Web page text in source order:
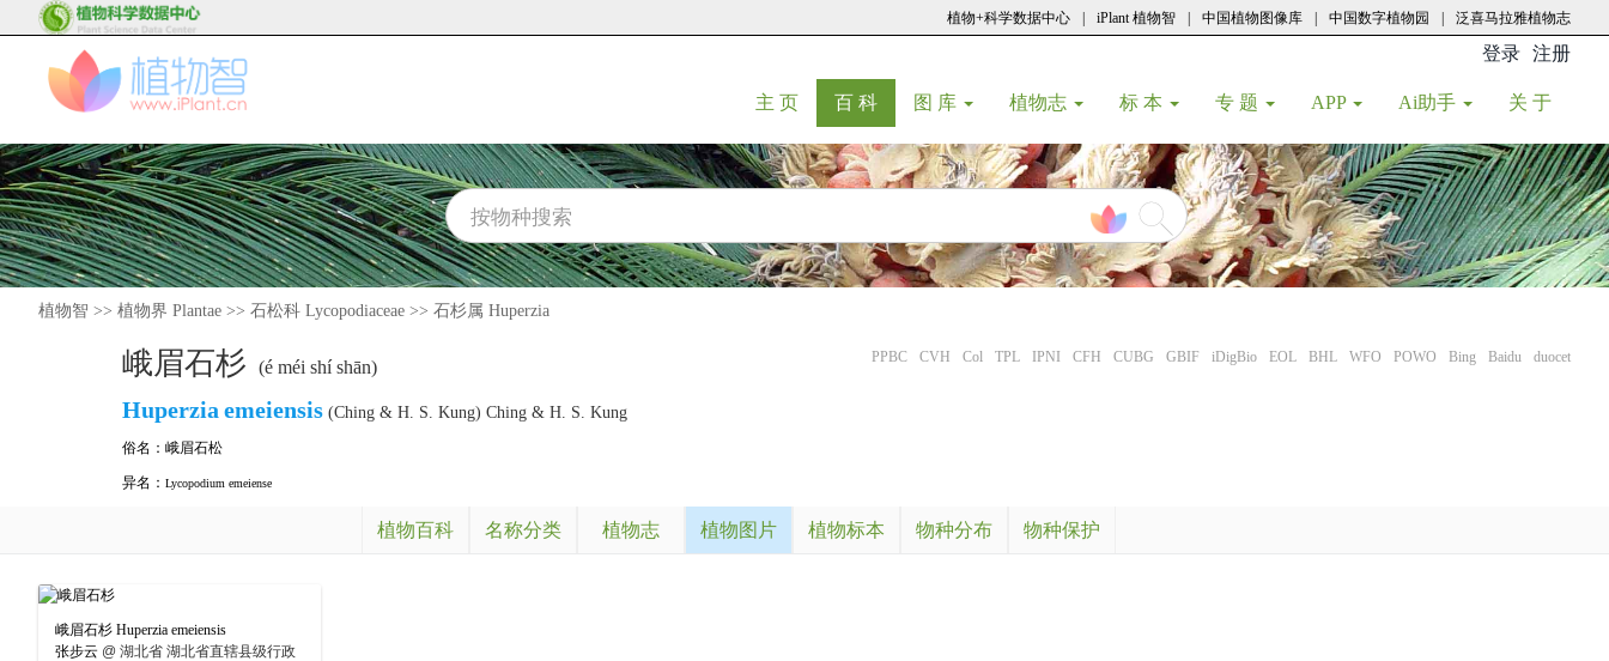
植物+科学数据中心 iPlant 植物智 中国植物图像库 中国数字植物园 泛喜马拉雅植物志
登录 注册
主 页(current)
百 科(current)
图 库 植物志 标 本 专 题 APP Ai助手 关 于
植物智 >> 植物界 Plantae >> 石松科 Lycopodiaceae >> 石杉属 Huperzia
峨眉石杉 (é méi shí shān) PPBC CVH Col TPL IPNI CFH CUBG GBIF iDigBio EOL BHL WFO POWO Bing Baidu duocet
Huperzia emeiensis (Ching & H. S. Kung) Ching & H. S. Kung
俗名： 峨眉石松
异名： Lycopodium emeiense
植物百科 名称分类 植物志 植物图片 植物标本 物种分布 物种保护
峨眉石杉 Huperzia emeiensis
张步云 @ 湖北省 湖北省直辖县级行政